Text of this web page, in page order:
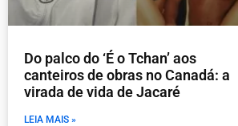
Do palco do ‘É o Tchan’ aos
canteiros de obras no Canadá: a
virada de vida de Jacaré
LEIA MAIS »